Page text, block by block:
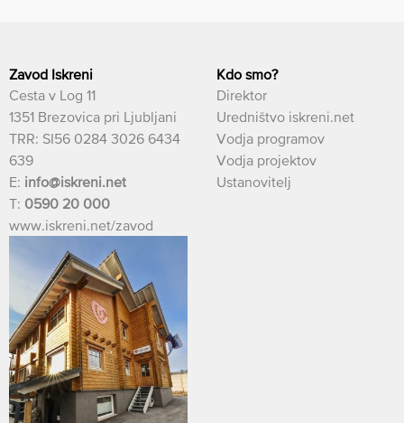
Zavod Iskreni
Cesta v Log 11
1351 Brezovica pri Ljubljani
TRR: SI56 0284 3026 6434
639
E: info@iskreni.net
T: 0590 20 000
www.iskreni.net/zavod
Kdo smo?
Direktor
Uredništvo iskreni.net
Vodja programov
Vodja projektov
Ustanovitelj